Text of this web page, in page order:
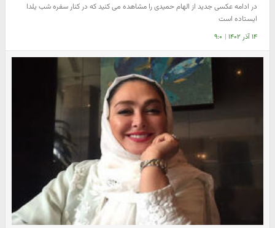
در ادامه عکسی جدید از الهام حمیدی را مشاهده می کنید که در کنار سفره شب یلدا
ایستاده است
۱۴ آذر ۱۴۰۲ | ۹:۰